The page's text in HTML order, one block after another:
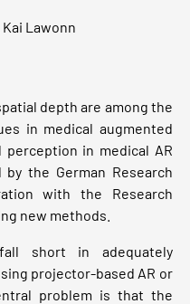
Lawonn
depth are among the
in medical augmented
perception in medical AR
the German Research
with the Research
new methods.
short in adequately
projector-based AR or
problem is that the